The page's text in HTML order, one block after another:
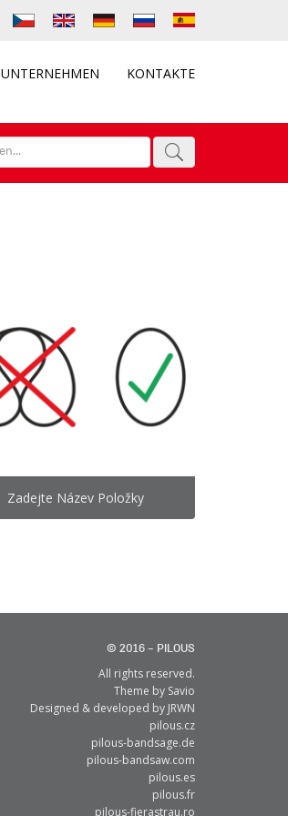
UNTERNEHMEN KONTAKTE
Zadejte Název Položky
© 2016 – PILOUS
All rights reserved.
Theme by Savio
Designed & developed by JRWN
pilous.cz
pilous-bandsage.de
pilous-bandsaw.com
pilous.es
pilous.fr
pilous-fierastrau.ro